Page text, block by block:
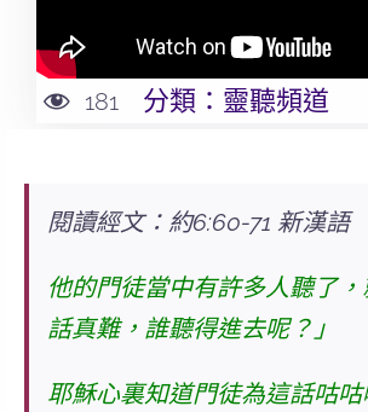
181 分類： 靈聽頻道
閱讀經文：約6:60-71 新漢語
他的門徒當中有許多人聽了
話真難，誰聽得進去呢？」
耶穌心裏知道門徒為這話咕咕